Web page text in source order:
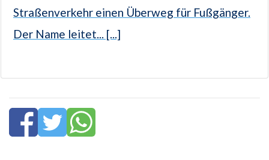
Straßenverkehr einen Überweg für Fußgänger.
Der Name leitet... [...]